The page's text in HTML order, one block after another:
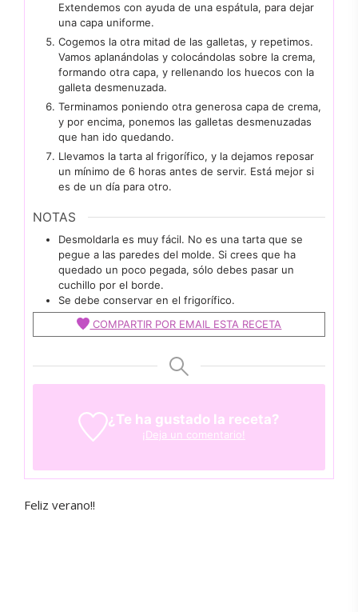
Extendemos con ayuda de una espátula, para dejar
una capa uniforme.
Cogemos la otra mitad de las galletas, y repetimos.
Vamos aplanándolas y colocándolas sobre la crema,
formando otra capa, y rellenando los huecos con la
galleta desmenuzada.
Terminamos poniendo otra generosa capa de crema,
y por encima, ponemos las galletas desmenuzadas
que han ido quedando.
Llevamos la tarta al frigorífico, y la dejamos reposar
un mínimo de 6 horas antes de servir. Está mejor si
es de un día para otro.
NOTAS
Desmoldarla es muy fácil. No es una tarta que se
pegue a las paredes del molde. Si crees que ha
quedado un poco pegada, sólo debes pasar un
cuchillo por el borde.
Se debe conservar en el frigorífico.
COMPARTIR POR EMAIL ESTA RECETA
¿Te ha gustado la receta?
¡Deja un comentario!
Feliz verano!!